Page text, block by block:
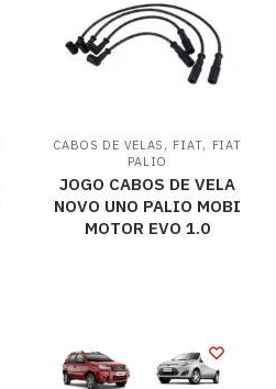
CABOS DE VELAS , FIAT, FIAT
PALIO
JOGO CABOS DE VELA
NOVO UNO PALIO MOBI
MOTOR EVO 1.0